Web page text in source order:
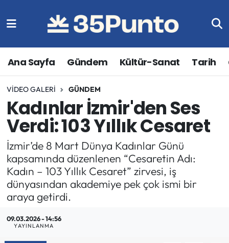
Ana Sayfa Gündem Kültür-Sanat Tarih
VIDEO GALERI GÜNDEM
Kadınlar İzmir'den Ses
Verdi: 103 Yıllık Cesaret
İzmir’de 8 Mart Dünya Kadınlar Günü
kapsamında düzenlenen “Cesaretin Adı:
Kadın – 103 Yıllık Cesaret” zirvesi, iş
dünyasından akademiye pek çok ismi bir
araya getirdi.
09.03.2026 - 14:56
YAYINLANMA